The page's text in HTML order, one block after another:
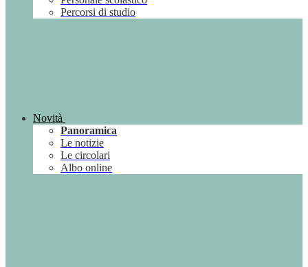
Percorsi di studio
Novità
Panoramica
Le notizie
Le circolari
Albo online